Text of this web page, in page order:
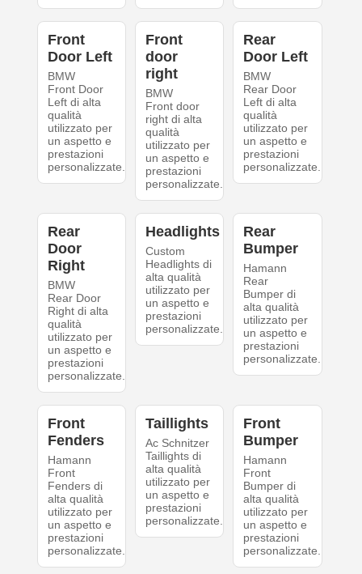
Front
Door Left
BMW
Front Door
Left di alta
qualità
utilizzato per
un aspetto e
prestazioni
personalizzate.
Front
door
right
BMW
Front door
right di alta
qualità
utilizzato per
un aspetto e
prestazioni
personalizzate.
Rear
Door Left
BMW
Rear Door
Left di alta
qualità
utilizzato per
un aspetto e
prestazioni
personalizzate.
Rear
Door
Right
BMW
Rear Door
Right di alta
qualità
utilizzato per
un aspetto e
prestazioni
personalizzate.
Headlights
Custom
Headlights di
alta qualità
utilizzato per
un aspetto e
prestazioni
personalizzate.
Rear
Bumper
Hamann
Rear
Bumper di
alta qualità
utilizzato per
un aspetto e
prestazioni
personalizzate.
Front
Fenders
Hamann
Front
Fenders di
alta qualità
utilizzato per
un aspetto e
prestazioni
personalizzate.
Taillights
Ac Schnitzer
Taillights di
alta qualità
utilizzato per
un aspetto e
prestazioni
personalizzate.
Front
Bumper
Hamann
Front
Bumper di
alta qualità
utilizzato per
un aspetto e
prestazioni
personalizzate.